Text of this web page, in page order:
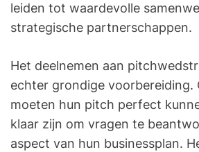
leiden tot waardevolle
strategische partnerschappen.
Het deelnemen aan
echter grondige voorbereiding.
moeten hun pitch perfect
klaar zijn om vragen te
aspect van hun businessplan.